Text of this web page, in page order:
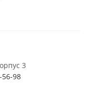
3
56-98